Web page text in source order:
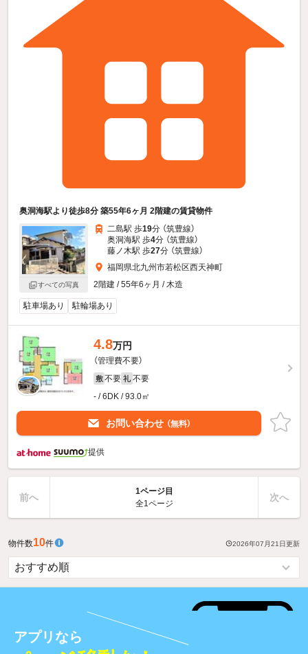
奥洞海駅より徒歩8分 築55年6ヶ月 2階建の賃貸物件
すべての写真
二島駅 歩19分 （筑豊線）
奥洞海駅 歩4分 （筑豊線）
藤ノ木駅 歩27分 （筑豊線）
福岡県北九州市若松区西天神町
2階建 / 55年6ヶ月 / 木造
駐車場あり 駐輪場あり
4.8万円
（管理費不要）
敷 不要 礼 不要
- / 6DK / 93.0㎡
お問い合わせ （無料）
提供
前へ
1ページ目
全1ページ
次へ
物件数10件 2026年07月21日更新
アプリなら